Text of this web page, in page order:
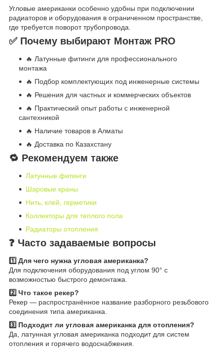
Угловые американки особенно удобны при подключении
радиаторов и оборудования в ограниченном пространстве,
где требуется поворот трубопровода.
✅ Почему выбирают Монтаж PRO
🔥 Латунные фитинги для профессионального
монтажа
🔥 Подбор комплектующих под инженерные системы
🔥 Решения для частных и коммерческих объектов
🔥 Практический опыт работы с инженерной
сантехникой
🔥 Наличие товаров в Алматы
🔥 Доставка по Казахстану
🔁 Рекомендуем также
Латунные фитинги
Шаровые краны
Нить, клей, герметики
Коллекторы для теплого пола
Радиаторы отопления
❓ Часто задаваемые вопросы
1️⃣ Для чего нужна угловая американка?
Для подключения оборудования под углом 90° с
возможностью быстрого демонтажа.
2️⃣ Что такое рекер?
Рекер — распространённое название разборного резьбового
соединения типа американка.
3️⃣ Подходит ли угловая американка для отопления?
Да, латунная угловая американка подходит для систем
отопления и горячего водоснабжения.